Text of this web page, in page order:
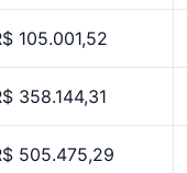
105.001,52
358.144,31
505.475,29